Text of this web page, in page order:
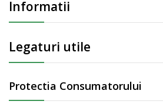
Informatii
Legaturi utile
Protectia Consumatorului